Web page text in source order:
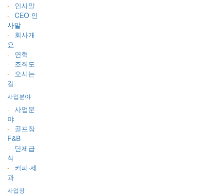
- 인사말
- CEO 인
사말
- 회사개
요
- 연혁
- 조직도
- 오시는
길
사업분야
- 사업분
야
- 골프장
F&B
- 단체급
식
- 커피·제
과
사업장